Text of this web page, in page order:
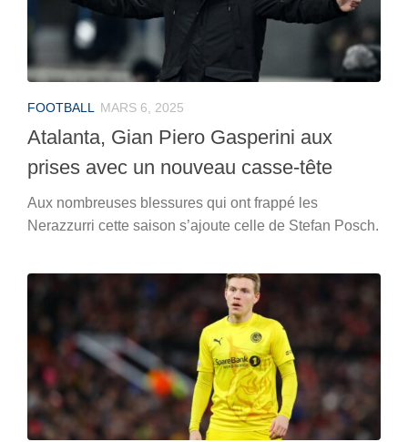
FOOTBALL MARS 6, 2025
Atalanta, Gian Piero Gasperini aux
prises avec un nouveau casse-tête
Aux nombreuses blessures qui ont frappé les
Nerazzurri cette saison s’ajoute celle de Stefan Posch.